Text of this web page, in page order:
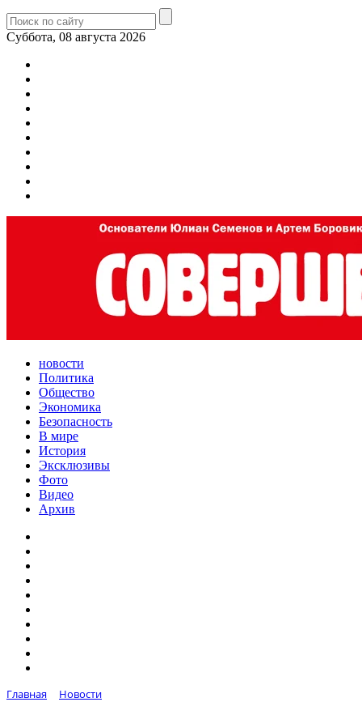
Суббота, 08 августа 2026
новости
Политика
Общество
Экономика
Безопасность
В мире
История
Эксклюзивы
Фото
Видео
Архив
Главная
Новости